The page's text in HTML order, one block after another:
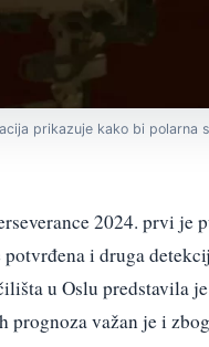
prikazuje kako bi polarna
2024. prvi
potvrđena i druga
u Oslu predstavila
prognoza važan je i